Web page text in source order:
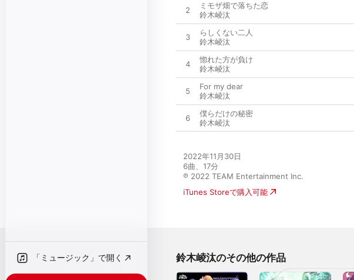
「ミュージック」で開く
2
ミモザ畑で落ちた恋
鈴木崚汰
3
らしくない二人
鈴木崚汰
4
惚れた方が負け
鈴木崚汰
5
For my dear
鈴木崚汰
6
僕らだけの秘密
鈴木崚汰
2022年11月30日
6曲、17分
℗ 2022 TEAM Entertainment Inc.
iTunes Storeで購入可能
鈴木崚汰のその他の作品